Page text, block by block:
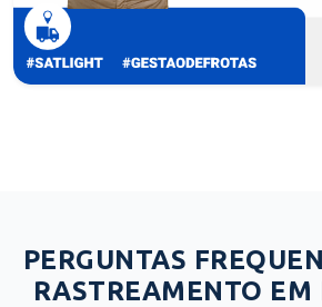
PERGUNTAS
RASTREAMENTO EM